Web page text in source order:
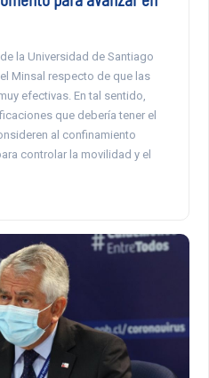
la Universidad de Santiago
Minsal respecto de que las
efectivas. En tal sentido,
que debería tener el
al confinamiento
controlar la movilidad y el